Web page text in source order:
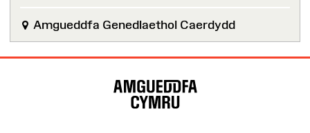
Amgueddfa Genedlaethol Caerdydd